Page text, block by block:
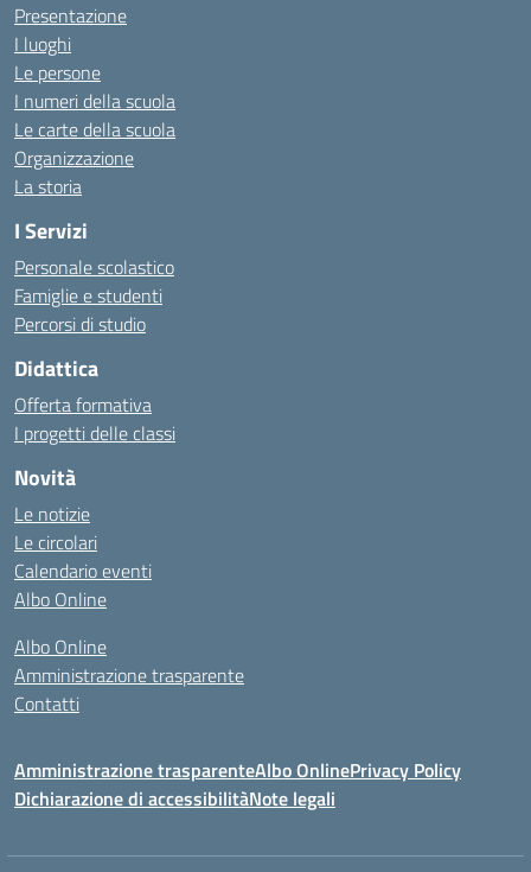
Presentazione
I luoghi
Le persone
I numeri della scuola
Le carte della scuola
Organizzazione
La storia
I Servizi
Personale scolastico
Famiglie e studenti
Percorsi di studio
Didattica
Offerta formativa
I progetti delle classi
Novità
Le notizie
Le circolari
Calendario eventi
Albo Online
Albo Online
Amministrazione trasparente
Contatti
Amministrazione trasparenteAlbo OnlinePrivacy Policy
Dichiarazione di accessibilitàNote legali